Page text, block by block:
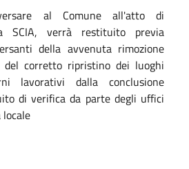
al Comune all'atto di
SCIA, verrà restituito previa
della avvenuta rimozione
corretto ripristino dei luoghi
lavorativi dalla conclusione
di verifica da parte degli uffici
locale